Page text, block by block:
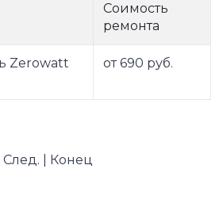
Соимость
ремонта
Zerowatt
от 690 руб.
| След. | Конец